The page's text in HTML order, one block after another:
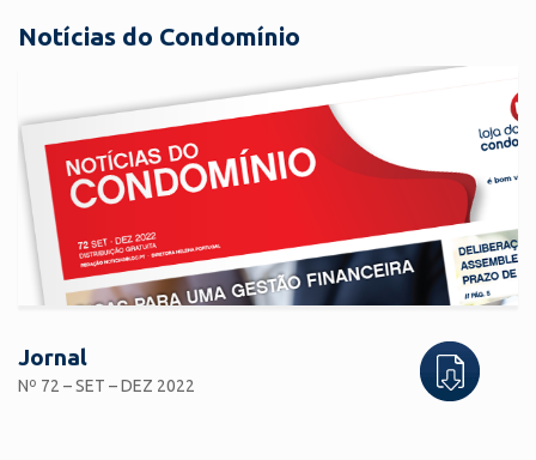
Notícias do Condomínio
Jornal
Nº 72 – SET – DEZ 2022